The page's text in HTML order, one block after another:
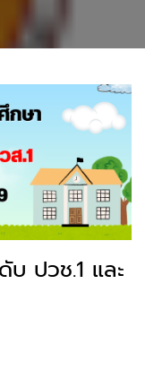
บ ปวช.1 และ